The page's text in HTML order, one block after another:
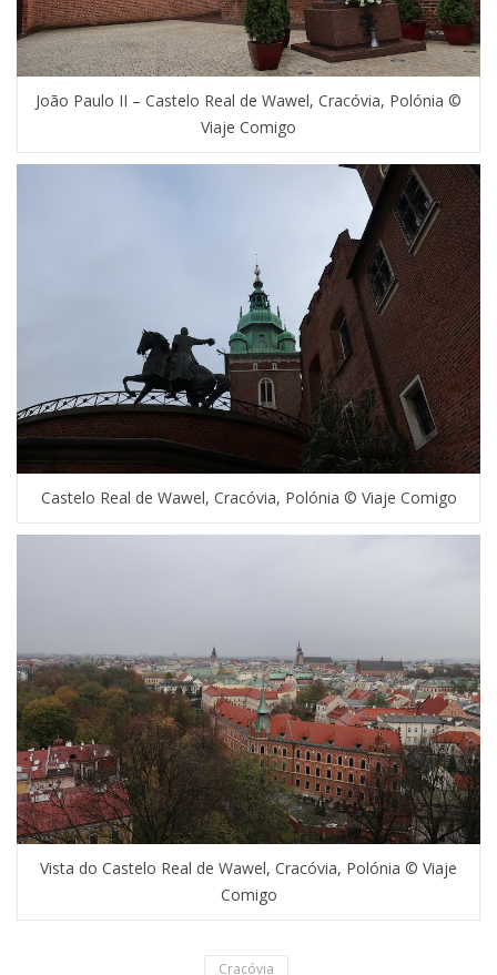
João Paulo II – Castelo Real de Wawel, Cracóvia, Polónia ©
Viaje Comigo
Castelo Real de Wawel, Cracóvia, Polónia © Viaje Comigo
Vista do Castelo Real de Wawel, Cracóvia, Polónia © Viaje
Comigo
Cracóvia